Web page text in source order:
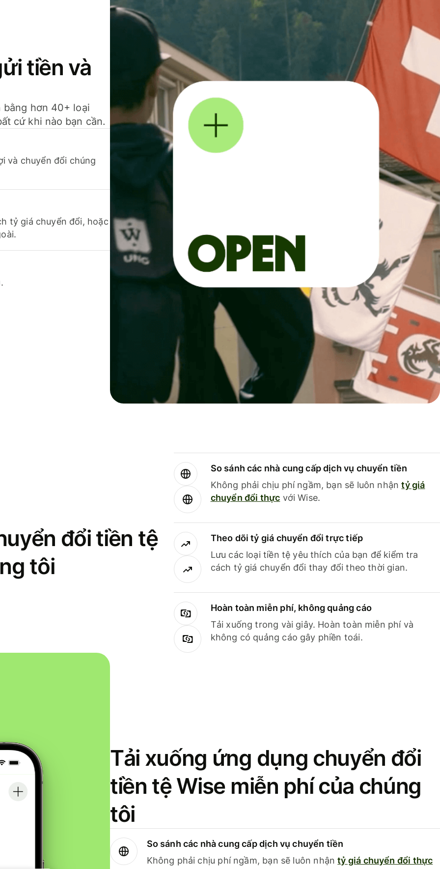
tiền và
hơn 40+ loại
cứ khi nào bạn cần.
và chuyển đổi chúng
tỷ giá chuyển đổi, hoặc
đổi tiền tệ
tôi
So sánh các nhà cung cấp dịch vụ chuyển tiền
Không phải chịu phí ngầm, bạn sẽ luôn nhậntỷ giá
chuyển đổi thực với Wise.
Theo dõi tỷ giá chuyển đổi trực tiếp
Lưu các loại tiền tệ yêu thích của bạn để kiểm tra
cách tỷ giá chuyển đổi thay đổi theo thời gian.
Hoàn toàn miễn phí, không quảng cáo
Tải xuống trong vài giây. Hoàn toàn miễn phí và
không có quảng cáo gây phiền toái.
Tải xuống ứng dụng chuyển đổi
tiền tệ Wise miễn phí của chúng
tôi
So sánh các nhà cung cấp dịch vụ chuyển tiền
Không phải chịu phí ngầm, bạn sẽ luôn nhậntỷ giá chuyển đổi thực